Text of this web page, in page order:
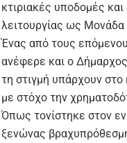
κτιριακές υποδομές
λειτουργίας ως
Ένας από τους
ανέφερε και ο
τη στιγμή υπάρχουν στο
με στόχο την
Όπως τονίστηκε στον
ξενώνας